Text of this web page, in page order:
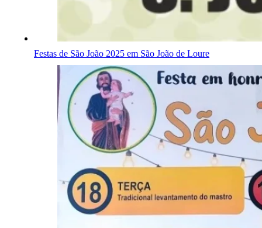
Festas de São João 2025 em São João de Loure